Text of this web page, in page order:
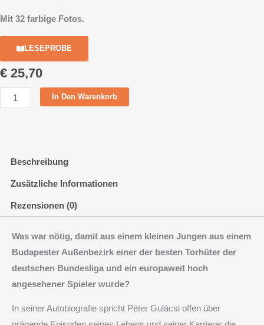
Mit 32 farbige Fotos.
LESEPROBE
€ 25,70
Péter
Gulácsi.
(VORBESTELLUNG)
In Den Warenkorb
Beschreibung
Zusätzliche Informationen
Rezensionen (0)
Was war nötig, damit aus einem kleinen Jungen aus einem
Budapester Außenbezirk einer der besten Torhüter der
deutschen Bundesliga und ein europaweit hoch
angesehener Spieler wurde?
In seiner Autobiografie spricht Péter Gulácsi offen über